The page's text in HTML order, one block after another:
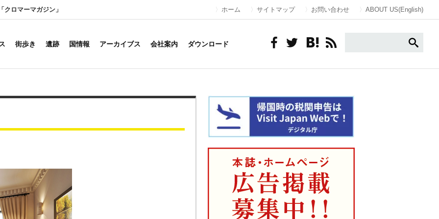
ロマーマガジン」 ホーム サイトマップ お問い合わせ ABOUT US(English)
街歩き 遺跡 国情報 アーカイブス 会社案内 ダウンロード